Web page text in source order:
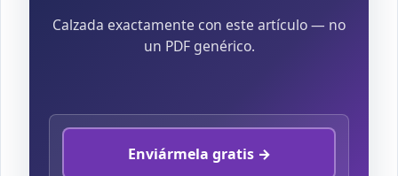
Calzada exactamente con este artículo — no
un PDF genérico.
Enviármela gratis →